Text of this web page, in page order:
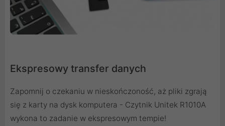
Ekspresowy transfer danych
Zapomnij o czekaniu w nieskończoność, aż pliki zgrają
się z karty na dysk komputera - Czytnik Unitek R1010A
wykona to zadanie w ekspresowym tempie!